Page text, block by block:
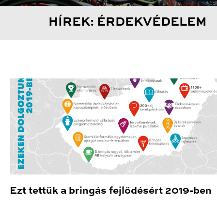
HÍREK: ÉRDEKVÉDELEM
Ezt tettük a bringás fejlődésért 2019-ben